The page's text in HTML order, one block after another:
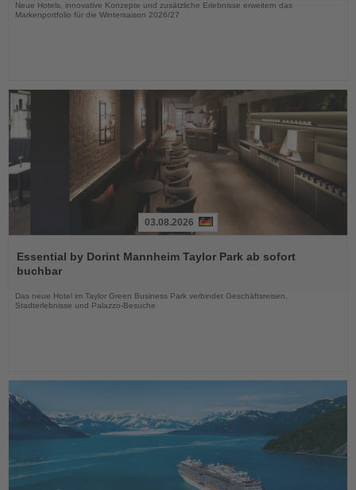
Neue Hotels, innovative Konzepte und zusätzliche Erlebnisse erweitern das
Markenportfolio für die Wintersaison 2026/27
Sie
die
03.08.2026
Essential by Dorint Mannheim Taylor Park ab sofort
buchbar
Das neue Hotel im Taylor Green Business Park verbindet Geschäftsreisen,
Stadterlebnisse und Palazzo-Besuche